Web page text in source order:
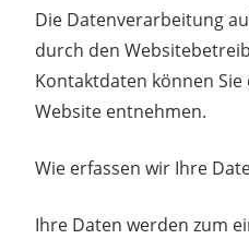
Die Datenverarbeitung
durch den
Kontaktdaten können
Website entnehmen.
Wie erfassen wir Ihre
Ihre Daten werden zum